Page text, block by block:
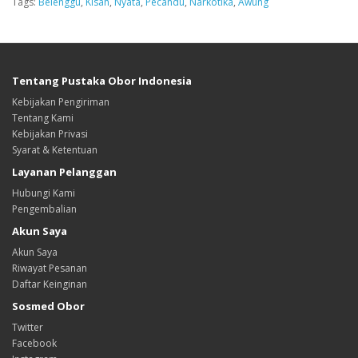
Tentang Pustaka Obor Indonesia
Kebijakan Pengiriman
Tentang Kami
Kebijakan Privasi
Syarat & Ketentuan
Layanan Pelanggan
Hubungi Kami
Pengembalian
Akun Saya
Akun Saya
Riwayat Pesanan
Daftar Keinginan
Sosmed Obor
Twitter
Facebook